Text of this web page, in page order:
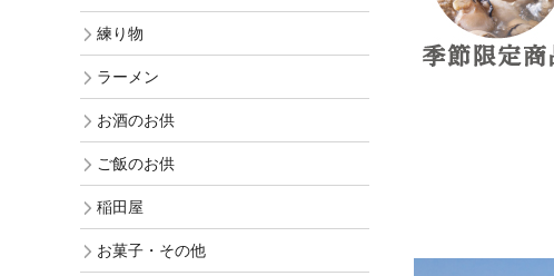
練り物
ラーメン
お酒のお供
ご飯のお供
稲田屋
お菓子・その他